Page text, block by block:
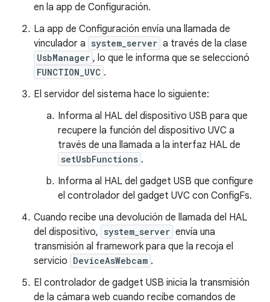
en la app de Configuración.
La app de Configuración envía una llamada de
vinculador a system_server a través de la clase
UsbManager , lo que le informa que se seleccionó
FUNCTION_UVC .
El servidor del sistema hace lo siguiente:
Informa al HAL del dispositivo USB para que
recupere la función del dispositivo UVC a
través de una llamada a la interfaz HAL de
setUsbFunctions .
Informa al HAL del gadget USB que configure
el controlador del gadget UVC con ConfigFs.
Cuando recibe una devolución de llamada del HAL
del dispositivo, system_server envía una
transmisión al framework para que la recoja el
servicio DeviceAsWebcam .
El controlador de gadget USB inicia la transmisión
de la cámara web cuando recibe comandos de